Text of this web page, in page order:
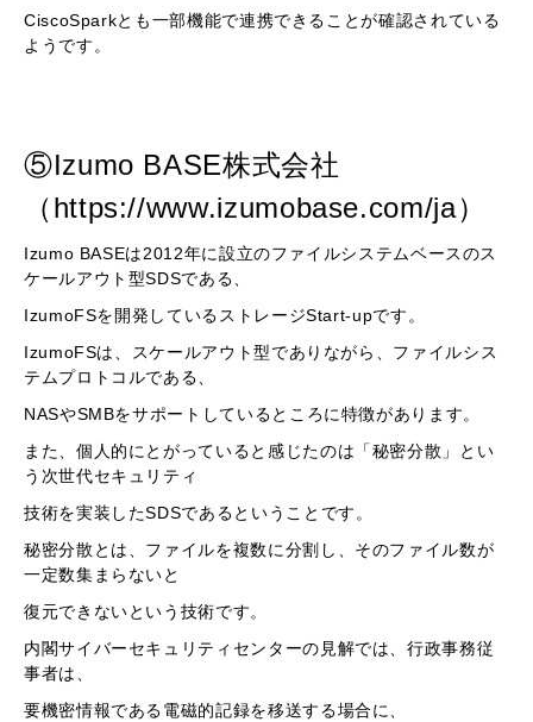
CiscoSparkとも一部機能で連携できることが確認されている
ようです。
⑤Izumo BASE株式会社
（https://www.izumobase.com/ja）
Izumo BASEは2012年に設立のファイルシステムベースのス
ケールアウト型SDSである、
IzumoFSを開発しているストレージStart-upです。
IzumoFSは、スケールアウト型でありながら、ファイルシス
テムプロトコルである、
NASやSMBをサポートしているところに特徴があります。
また、個人的にとがっていると感じたのは「秘密分散」とい
う次世代セキュリティ
技術を実装したSDSであるということです。
秘密分散とは、ファイルを複数に分割し、そのファイル数が
一定数集まらないと
復元できないという技術です。
内閣サイバーセキュリティセンターの見解では、行政事務従
事者は、
要機密情報である電磁的記録を移送する場合に、